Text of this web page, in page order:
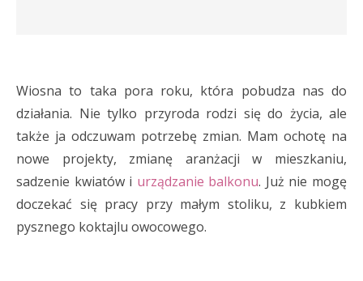
Wiosna to taka pora roku, która pobudza nas do
działania. Nie tylko przyroda rodzi się do życia, ale
także ja odczuwam potrzebę zmian. Mam ochotę na
nowe projekty, zmianę aranżacji w mieszkaniu,
sadzenie kwiatów i urządzanie balkonu. Już nie mogę
doczekać się pracy przy małym stoliku, z kubkiem
pysznego koktajlu owocowego.